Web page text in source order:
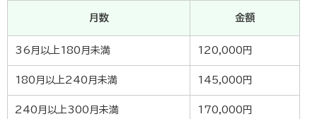
月数 金額
36 月以上180 月未満 120,000 円
180 月以上240 月未満 145,000 円
240 月以上300 月未満 170,000 円